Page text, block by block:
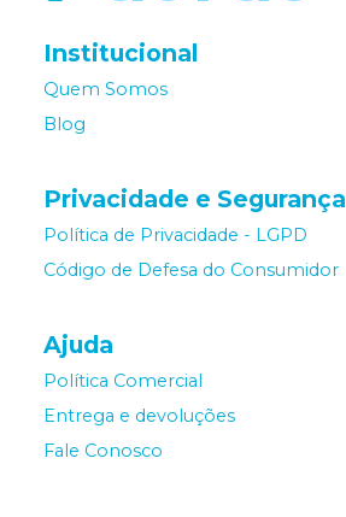
Institucional
Quem Somos
Blog
Privacidade e Segurança
Política de Privacidade - LGPD
Código de Defesa do Consumidor
Ajuda
Política Comercial
Entrega e devoluções
Fale Conosco